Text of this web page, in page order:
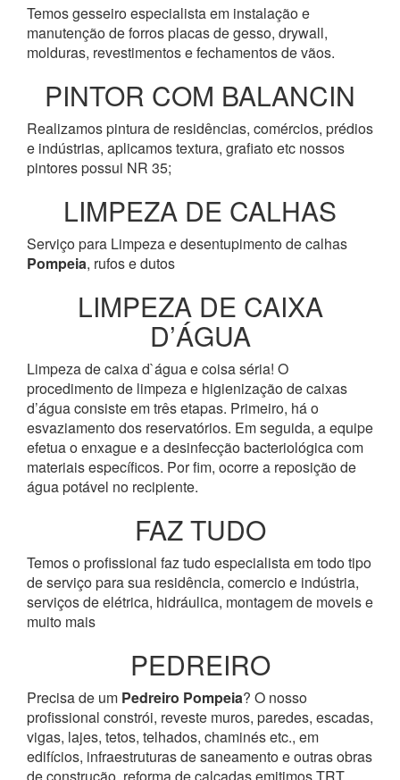
Temos gesseiro especialista em instalação e
manutenção de forros placas de gesso, drywall,
molduras, revestimentos e fechamentos de vãos.
PINTOR COM BALANCIN
Realizamos pintura de residências, comércios, prédios
e indústrias, aplicamos textura, grafiato etc nossos
pintores possui NR 35;
LIMPEZA DE CALHAS
Serviço para Limpeza e desentupimento de calhas
Pompeia, rufos e dutos
LIMPEZA DE CAIXA
D’ÁGUA
Limpeza de caixa d`água e coisa séria! O
procedimento de limpeza e higienização de caixas
d’água consiste em três etapas. Primeiro, há o
esvaziamento dos reservatórios. Em seguida, a equipe
efetua o enxague e a desinfecção bacteriológica com
materiais específicos. Por fim, ocorre a reposição de
água potável no recipiente.
FAZ TUDO
Temos o profissional faz tudo especialista em todo tipo
de serviço para sua residência, comercio e indústria,
serviços de elétrica, hidráulica, montagem de moveis e
muito mais
PEDREIRO
Precisa de um Pedreiro Pompeia? O nosso
profissional constrói, reveste muros, paredes, escadas,
vigas, lajes, tetos, telhados, chaminés etc., em
edifícios, infraestruturas de saneamento e outras obras